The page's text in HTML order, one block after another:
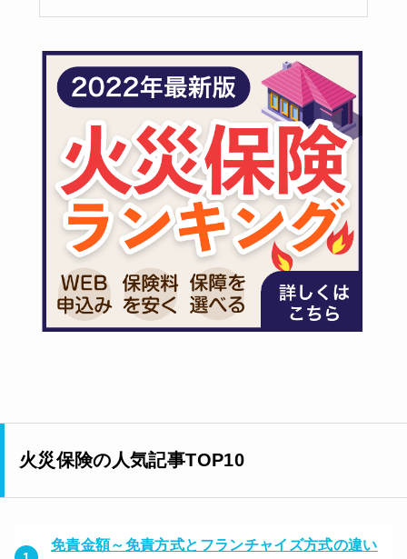
火災保険の人気記事TOP10
免責金額～免責方式とフランチャイズ方式の違い